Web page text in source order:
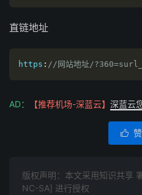
直链地址
https : //网站地址/
AD： 【推荐机场-深蓝云】 深蓝云

版权声明：本文采用知识共享
NC-SA] 进行授权